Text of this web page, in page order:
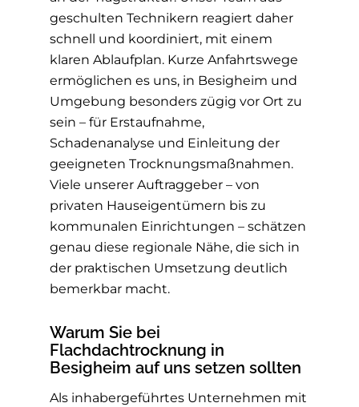
geschulten Technikern reagiert daher
schnell und koordiniert, mit einem
klaren Ablaufplan. Kurze Anfahrtswege
ermöglichen es uns, in Besigheim und
Umgebung besonders zügig vor Ort zu
sein – für Erstaufnahme,
Schadenanalyse und Einleitung der
geeigneten Trocknungsmaßnahmen.
Viele unserer Auftraggeber – von
privaten Hauseigentümern bis zu
kommunalen Einrichtungen – schätzen
genau diese regionale Nähe, die sich in
der praktischen Umsetzung deutlich
bemerkbar macht.
Warum Sie bei
Flachdachtrocknung in
Besigheim auf uns setzen sollten
Als inhabergeführtes Unternehmen mit